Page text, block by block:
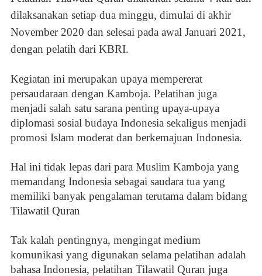
dilaksanakan setiap dua minggu, dimulai di akhir
November 2020 dan selesai pada awal Januari 2021,
dengan pelatih dari KBRI.
Kegiatan ini merupakan upaya mempererat
persaudaraan dengan Kamboja. Pelatihan juga
menjadi salah satu sarana penting upaya-upaya
diplomasi sosial budaya Indonesia sekaligus menjadi
promosi Islam moderat dan berkemajuan Indonesia.
Hal ini tidak lepas dari para Muslim Kamboja yang
memandang Indonesia sebagai saudara tua yang
memiliki banyak pengalaman terutama dalam bidang
Tilawatil Quran
Tak kalah pentingnya, mengingat medium
komunikasi yang digunakan selama pelatihan adalah
bahasa Indonesia, pelatihan Tilawatil Quran juga